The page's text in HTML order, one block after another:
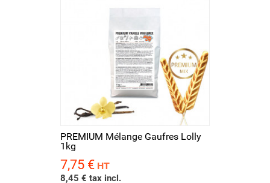
PREMIUM Mélange Gaufres Lolly
1kg
Prix
7,75 € HT
8,45 € tax incl.